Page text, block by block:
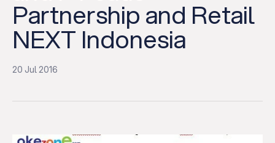
Partnership and Retail
NEXT Indonesia
20 Jul 2016